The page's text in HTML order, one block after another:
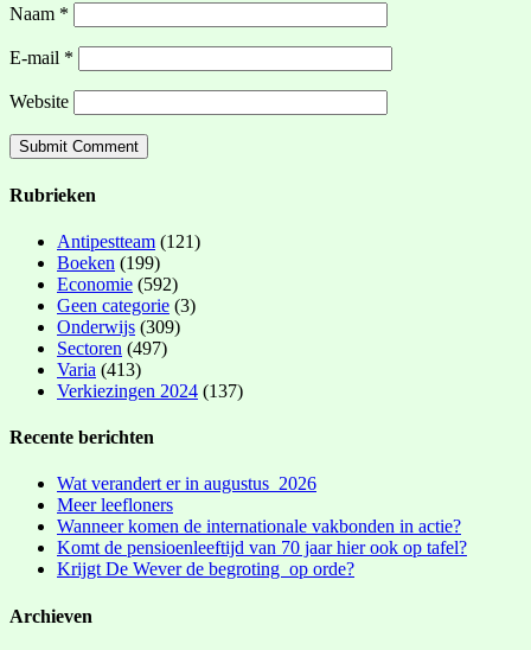
Naam *
E-mail *
Website
Rubrieken
Antipestteam (121)
Boeken (199)
Economie (592)
Geen categorie (3)
Onderwijs (309)
Sectoren (497)
Varia (413)
Verkiezingen 2024 (137)
Recente berichten
Wat verandert er in augustus 2026
Meer leefloners
Wanneer komen de internationale vakbonden in actie?
Komt de pensioenleeftijd van 70 jaar hier ook op tafel?
Krijgt De Wever de begroting op orde?
Archieven